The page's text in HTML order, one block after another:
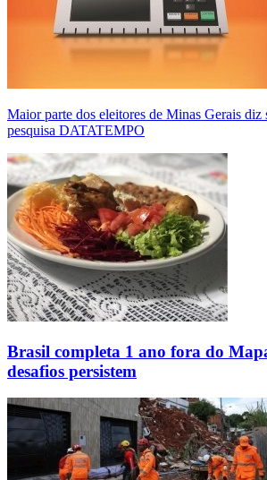
Maior parte dos eleitores de Minas Gerais diz
pesquisa DATATEMPO
Brasil completa 1 ano fora do
desafios persistem